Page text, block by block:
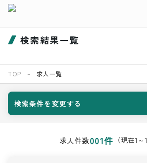
検索結果一覧
TOP 求人一覧
検索条件を変更する
求人件数001件 （現在1 ～1